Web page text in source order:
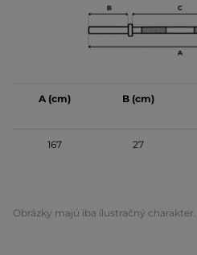
A (cm) B (cm)
167 27
Obrázky majú iba ilustračný charakter.